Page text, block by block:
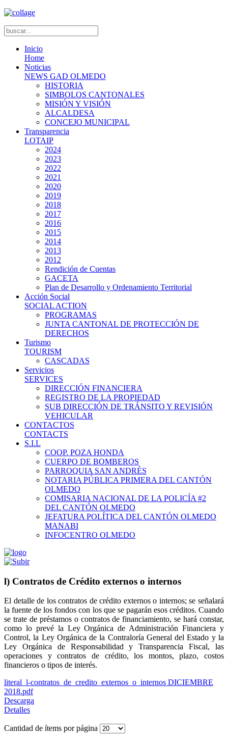
Inicio
Home
Noticias
NEWS GAD OLMEDO
HISTORIA
SIMBOLOS CANTONALES
MISIÓN Y VISIÓN
ALCALDESA
CONCEJO MUNICIPAL
Transparencia
LOTAIP
2024
2023
2022
2021
2020
2019
2018
2017
2016
2015
2014
2013
2012
Rendición de Cuentas
GACETA
Plan de Desarrollo y Ordenamiento Territorial
Acción Social
SOCIAL ACTION
PROGRAMAS
JUNTA CANTONAL DE PROTECCIÓN DE
DERECHOS
Turismo
TOURISM
CASCADAS
Servicios
SERVICES
DIRECCIÓN FINANCIERA
REGISTRO DE LA PROPIEDAD
SUB DIRECCIÓN DE TRÁNSITO Y REVISIÓN
VEHICULAR
CONTACTOS
CONTACTS
S.I.L
COOP. POZA HONDA
CUERPO DE BOMBEROS
PARROQUIA SAN ANDRÉS
NOTARIA PÚBLICA PRIMERA DEL CANTÓN
OLMEDO
COMISARIA NACIONAL DE LA POLICÍA #2
DEL CANTÓN OLMEDO
JEFATURA POLÍTICA DEL CANTÓN OLMEDO
MANABI
INFOCENTRO OLMEDO
l) Contratos de Crédito externos o internos
El detalle de los contratos de crédito externos o internos; se señalará
la fuente de los fondos con los que se pagarán esos créditos. Cuando
se trate de préstamos o contratos de financiamiento, se hará constar,
como lo prevé la Ley Orgánica de Administración Financiera y
Control, la Ley Orgánica de la Contraloría General del Estado y la
Ley Orgánica de Responsabilidad y Transparencia Fiscal, las
operaciones y contratos de crédito, los montos, plazo, costos
financieros o tipos de interés.
literal_l-contratos_de_credito_externos_o_internos DICIEMBRE
2018.pdf
Descarga
Detalles
Cantidad de ítems por página